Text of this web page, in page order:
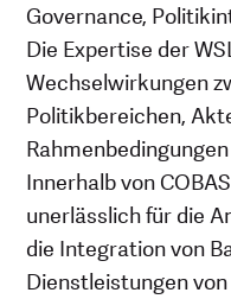
Governance,
Die Expertise der
Wechselwirkungen
Politikbereichen,
Innerhalb von
unerlässlich für die
die Integration von
Dienstleistungen